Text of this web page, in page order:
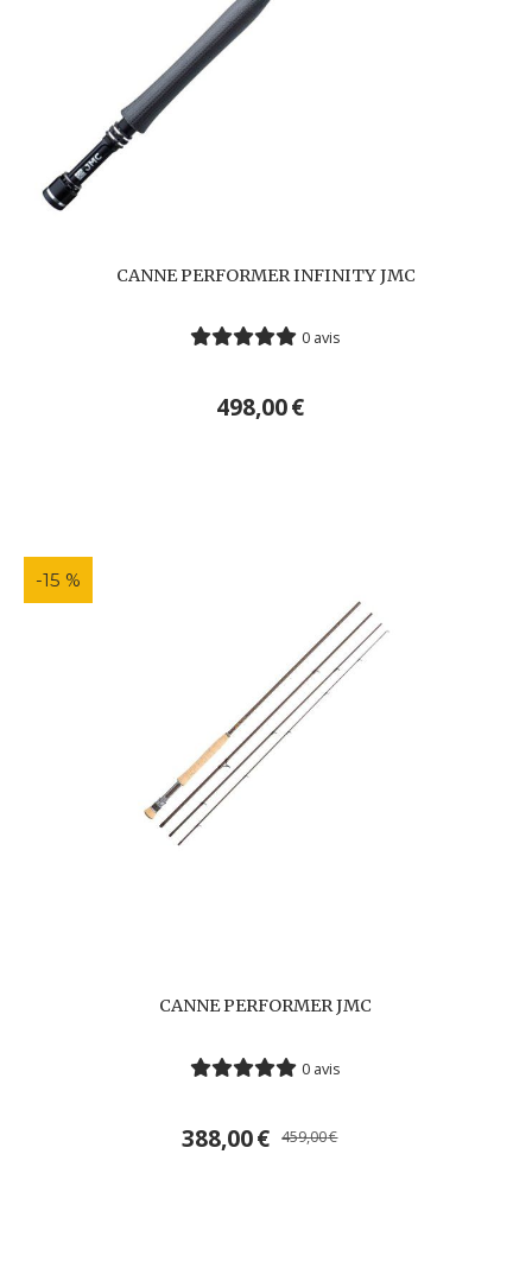
CANNE PERFORMER INFINITY JMC
0 avis
498,00€
-15 %
CANNE PERFORMER JMC
0 avis
388,00€ 459,00€